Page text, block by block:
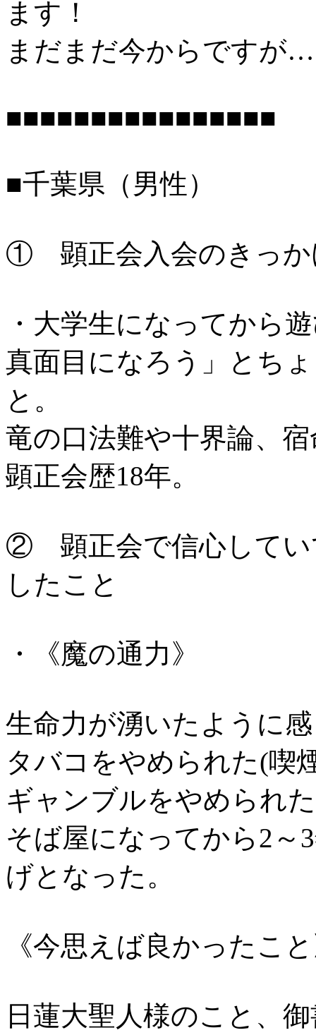
ます！
まだまだ今からですが
■■■■■■■■■■■■■■■■
■千葉県（男性）
① 顕正会入会のきっか
・大学生になってから
真面目になろう」とち
と。
竜の口法難や十界論、
顕正会歴18年。
② 顕正会で信心してい
したこと
・《魔の通力》
生命力が湧いたように
タバコをやめられた(喫
ギャンブルをやめられ
そば屋になってから2～
げとなった。
《今思えば良かったこ
日蓮大聖人様のこと、